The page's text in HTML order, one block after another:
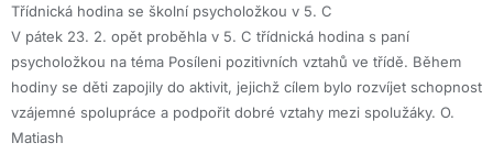
Třídnická hodina se školní psycholožkou v 5. C
V pátek 23. 2. opět proběhla v 5. C třídnická hodina s paní
psycholožkou na téma Posíleni pozitivních vztahů ve třídě. Během
hodiny se děti zapojily do aktivit, jejichž cílem bylo rozvíjet schopnost
vzájemné spolupráce a podpořit dobré vztahy mezi spolužáky. O.
Matiash